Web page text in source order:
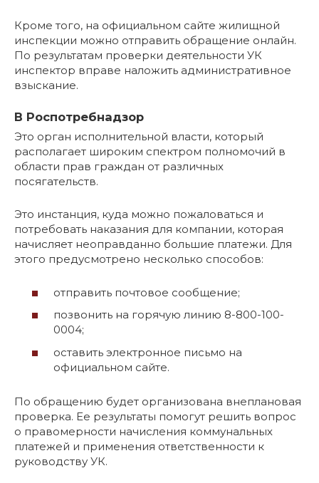
Кроме того, на официальном сайте жилищной
инспекции можно отправить обращение онлайн.
По результатам проверки деятельности УК
инспектор вправе наложить административное
взыскание.
В Роспотребнадзор
Это орган исполнительной власти, который
располагает широким спектром полномочий в
области прав граждан от различных
посягательств.
Это инстанция, куда можно пожаловаться и
потребовать наказания для компании, которая
начисляет неоправданно большие платежи. Для
этого предусмотрено несколько способов:
отправить почтовое сообщение;
позвонить на горячую линию 8-800-100-
0004;
оставить электронное письмо на
официальном сайте.
По обращению будет организована внеплановая
проверка. Ее результаты помогут решить вопрос
о правомерности начисления коммунальных
платежей и применения ответственности к
руководству УК.